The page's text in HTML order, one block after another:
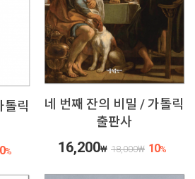
톨릭
%
네 번째 잔의 비밀 / 가톨릭
출판사
16,200₩ 18,000₩ 10%